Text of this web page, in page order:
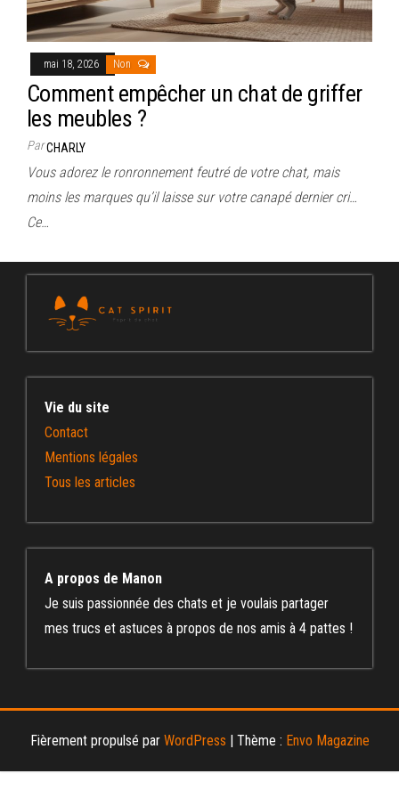
mai 18, 2026 Non
Comment empêcher un chat de griffer
les meubles ?
ParCHARLY
Vous adorez le ronronnement feutré de votre chat, mais
moins les marques qu’il laisse sur votre canapé dernier cri…
Ce…
Vie du site
Contact
Mentions légales
Tous les articles
A propos de Manon
Je suis passionnée des chats et je voulais partager
mes trucs et astuces à propos de nos amis à 4 pattes !
Fièrement propulsé par WordPress Thème : Envo Magazine